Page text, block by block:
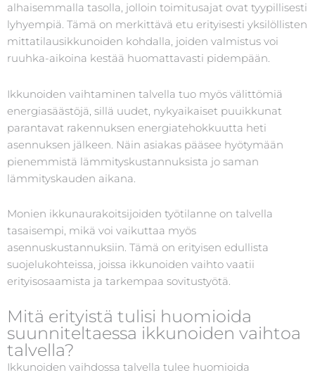
alhaisemmalla tasolla, jolloin toimitusajat ovat tyypillisesti
lyhyempiä. Tämä on merkittävä etu erityisesti yksilöllisten
mittatilausikkunoiden kohdalla, joiden valmistus voi
ruuhka-aikoina kestää huomattavasti pidempään.
Ikkunoiden vaihtaminen talvella tuo myös välittömiä
energiasäästöjä, sillä uudet, nykyaikaiset puuikkunat
parantavat rakennuksen energiatehokkuutta heti
asennuksen jälkeen. Näin asiakas pääsee hyötymään
pienemmistä lämmityskustannuksista jo saman
lämmityskauden aikana.
Monien ikkunaurakoitsijoiden työtilanne on talvella
tasaisempi, mikä voi vaikuttaa myös
asennuskustannuksiin. Tämä on erityisen edullista
suojelukohteissa, joissa ikkunoiden vaihto vaatii
erityisosaamista ja tarkempaa sovitustyötä.
Mitä erityistä tulisi huomioida
suunniteltaessa ikkunoiden vaihtoa
talvella?
Ikkunoiden vaihdossa talvella tulee huomioida